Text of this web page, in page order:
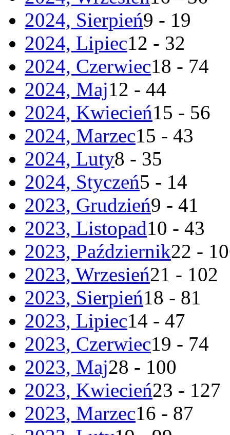
2024, Sierpień9 - 19
2024, Lipiec12 - 32
2024, Czerwiec18 - 74
2024, Maj12 - 44
2024, Kwiecień15 - 56
2024, Marzec15 - 43
2024, Luty8 - 35
2024, Styczeń5 - 14
2023, Grudzień9 - 41
2023, Listopad10 - 43
2023, Październik22 -
2023, Wrzesień21 - 102
2023, Sierpień18 - 81
2023, Lipiec14 - 47
2023, Czerwiec19 - 74
2023, Maj28 - 100
2023, Kwiecień23 - 127
2023, Marzec16 - 87